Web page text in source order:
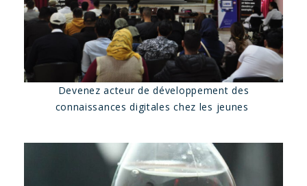
Devenez acteur de développement des
connaissances digitales chez les jeunes